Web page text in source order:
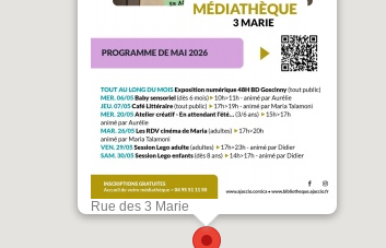
Rue des 3 Marie